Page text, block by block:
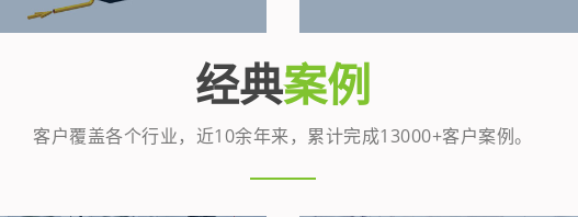
经典案例
客户覆盖各个行业，近10余年来，累计完成13000+客户案例。